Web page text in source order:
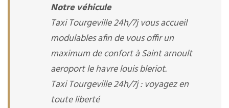
Notre véhicule
Taxi Tourgeville 24h/7j vous accueil
modulables afin de vous offir un
maximum de confort à Saint arnoult
aeroport le havre louis bleriot.
Taxi Tourgeville 24h/7j : voyagez en
toute liberté